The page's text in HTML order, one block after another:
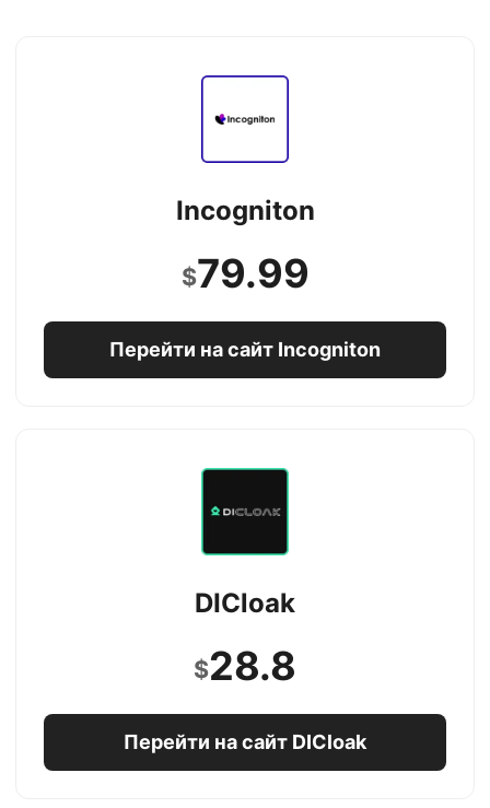
Incogniton
$79.99
Перейти на сайт Incogniton
DICloak
$28.8
Перейти на сайт DICloak